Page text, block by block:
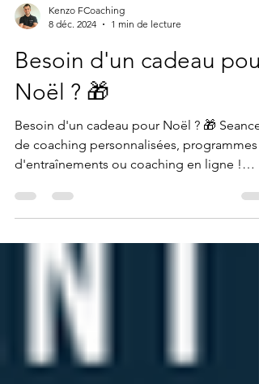
8 déc. 2024
1 min de lecture
Besoin d'un cadeau pour
Noël ? 🎁
Besoin d'un cadeau pour Noël ? 🎁 Seances
de coaching personnalisées, programmes
d'entraînements ou coaching en ligne !